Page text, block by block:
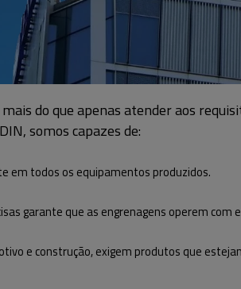
do que apenas atender aos
somos capazes de:
em todos os equipamentos produzidos.
garante que as engrenagens operem com
e construção, exigem produtos que